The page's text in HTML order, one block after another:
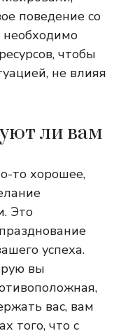
поведение со
необходимо
чтобы
не влияя
ли вам
то хорошее,
Это
успеха.
вы
вас, вам
того, что с